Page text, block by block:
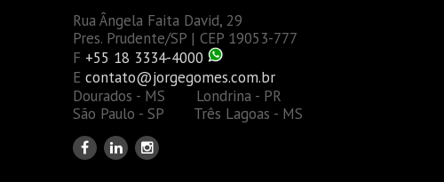
Rua Ângela Faita David, 29
Pres. Prudente/SP | CEP 19053-777
F +55 18 3334-4000
E contato@jorgegomes.com.br
Dourados - MS Londrina - PR
São Paulo - SP Três Lagoas - MS